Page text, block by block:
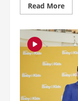
Read MoreRead
more
&
Kids
ราง
สุด
ยอด
แบร